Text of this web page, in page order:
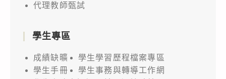
代理教師甄試
學生專區
成績缺曠
學生學習歷程檔案專區
學生手冊
學生事務與轉導工作網